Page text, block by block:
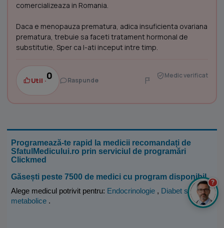
comercializeaza in Romania.
Daca e menopauza prematura, adica insuficienta ovariana
prematura, trebuie sa faceti tratament hormonal de
substitutie, Sper ca l-ati inceput intre timp.
Util ·0 Raspunde
Medic verificat
Programează-te rapid la medicii recomandați de
SfatulMedicului.ro prin serviciul de programări
Clickmed
Găsești peste 7500 de medici cu program disponibil
Alege medicul potrivit pentru: Endocrinologie , Diabet si boli
metabolice .
?